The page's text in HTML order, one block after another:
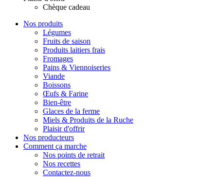
Chèque cadeau
Nos produits
Légumes
Fruits de saison
Produits laitiers frais
Fromages
Pains & Viennoiseries
Viande
Boissons
Œufs & Farine
Bien-être
Glaces de la ferme
Miels & Produits de la Ruche
Plaisir d'offrir
Nos producteurs
Comment ça marche
Nos points de retrait
Nos recettes
Contactez-nous